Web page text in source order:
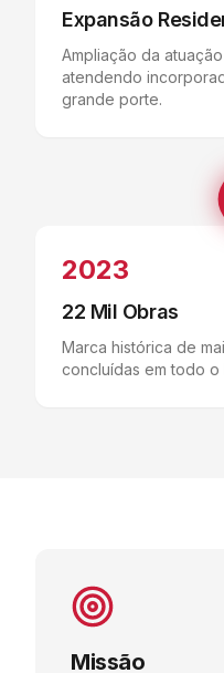
Expansão
Ampliação da
atendendo
grande porte.
2023
22 Mil Obras
Marca histórica de
concluídas em todo o
Missão